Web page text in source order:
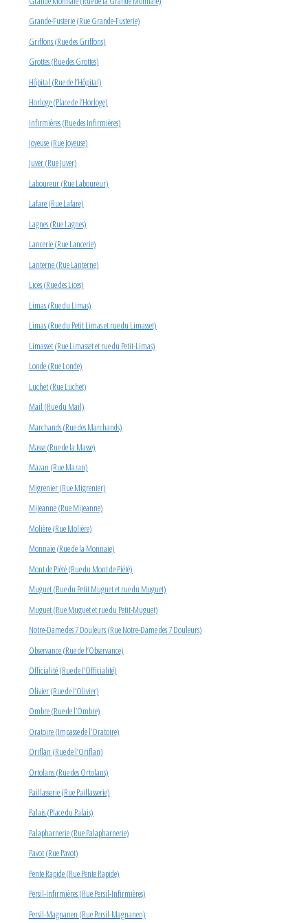
Grande-Fusterie (Rue Grande-Fusterie)
Griffons (Rue des Griffons)
Grottes (Rue des Grottes)
Hôpital (Rue de l’Hôpital)
Horloge (Place de l’Horloge)
Infirmières (Rue des Infirmières)
Joyeuse (Rue Joyeuse)
Juver (Rue Juver)
Laboureur (Rue Laboureur)
Lafare (Rue Lafare)
Lagnes (Rue Lagnes)
Lancerie (Rue Lancerie)
Lanterne (Rue Lanterne)
Lices (Rue des Lices)
Limas (Rue du Limas)
Limas (Rue du Petit Limas et rue du Limasset)
Limasset (Rue Limasset et rue du Petit-Limas)
Londe (Rue Londe)
Luchet (Rue Luchet)
Mail (Rue du Mail)
Marchands (Rue des Marchands)
Masse (Rue de la Masse)
Mazan (Rue Mazan)
Migrenier (Rue Migrenier)
Mijeanne (Rue Mijeanne)
Molière (Rue Molière)
Monnaie (Rue de la Monnaie)
Mont de Piété (Rue du Mont de Piété)
Muguet (Rue du Petit Muguet et rue du Muguet)
Muguet (Rue Muguet et rue du Petit-Muguet)
Notre-Dame des 7 Douleurs (Rue Notre-Dame des 7 Douleurs)
Observance (Rue de l’Observance)
Officialité (Rue de l’Officialité)
Olivier (Rue de l’Olivier)
Ombre (Rue de l’Ombre)
Oratoire (Impasse de l’Oratoire)
Oriflan (Rue de l’Oriflan)
Ortolans (Rue des Ortolans)
Paillasserie (Rue Paillasserie)
Palais (Place du Palais)
Palapharnerie (Rue Palapharnerie)
Pavot (Rue Pavot)
Pente Rapide (Rue Pente Rapide)
Persil-Infirmières (Rue Persil-Infirmières)
Persil-Magnanen (Rue Persil-Magnanen)